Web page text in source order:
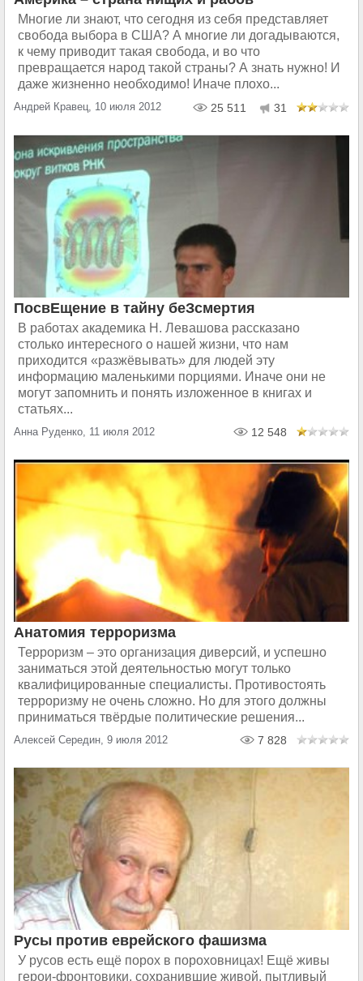
Многие ли знают, что сегодня из себя представляет
свобода выбора в США? А многие ли догадываются,
к чему приводит такая свобода, и во что
превращается народ такой страны? А знать нужно! И
даже жизненно необходимо! Иначе плохо...
Андрей Кравец, 10 июля 2012 25 511 31
ПосвЕщение в тайну беЗсмертия
В работах академика Н. Левашова рассказано
столько интересного о нашей жизни, что нам
приходится «разжёвывать» для людей эту
информацию маленькими порциями. Иначе они не
могут запомнить и понять изложенное в книгах и
статьях...
Анна Руденко, 11 июля 2012 12 548
Анатомия терроризма
Терроризм – это организация диверсий, и успешно
заниматься этой деятельностью могут только
квалифицированные специалисты. Противостоять
терроризму не очень сложно. Но для этого должны
приниматься твёрдые политические решения...
Алексей Середин, 9 июля 2012 7 828
Русы против еврейского фашизма
У русов есть ещё порох в пороховницах! Ещё живы
герои-фронтовики, сохранившие живой, пытливый